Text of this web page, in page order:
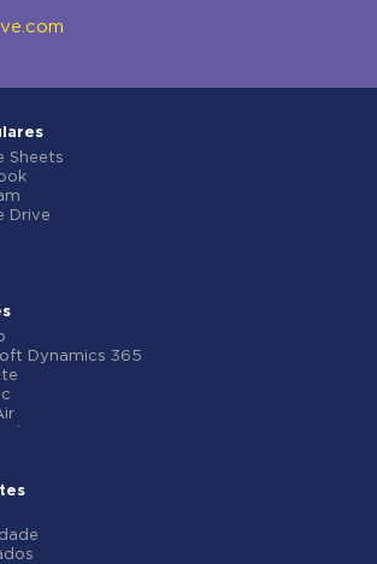
Sheets
Drive
Contacts
(ChatGPT)
CRM
Dynamics 365
Monitor